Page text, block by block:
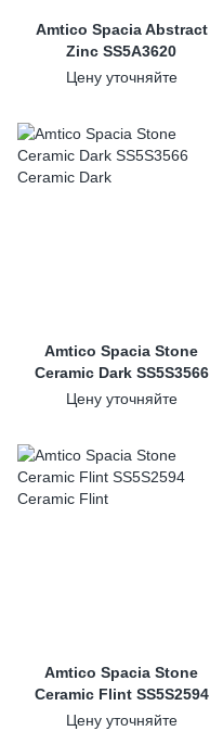
Amtico Spacia Abstract
Zinc SS5A3620
Цену уточняйте
Amtico Spacia Stone
Ceramic Dark SS5S3566
Цену уточняйте
Amtico Spacia Stone
Ceramic Flint SS5S2594
Цену уточняйте